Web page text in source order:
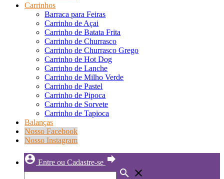
Carrinhos
Barraca para Feiras
Carrinho de Açai
Carrinho de Batata Frita
Carrinho de Churrasco
Carrinho de Churrasco Grego
Carrinho de Hot Dog
Carrinho de Lanche
Carrinho de Milho Verde
Carrinho de Pastel
Carrinho de Pipoca
Carrinho de Sorvete
Carrinho de Tapioca
Balanças
Nosso Facebook
Nosso Instagram
account_circle Entre ou Cadastre-se forward
search close